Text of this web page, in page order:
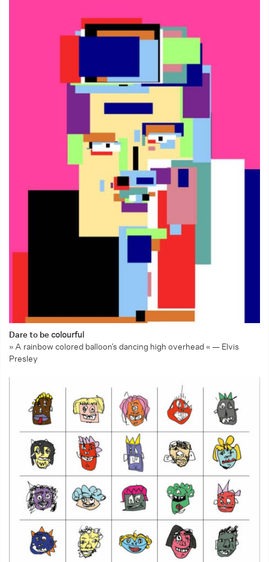
Dare to be colourful
» A rainbow colored balloon’s dancing high overhead « — Elvis
Presley